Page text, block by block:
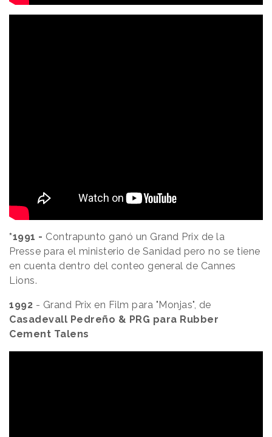
*1991 - Contrapunto ganó un Grand Prix de la
Presse para el ministerio de Sanidad pero no se tiene
en cuenta dentro del conteo general de Cannes
Lions.
1992 - Grand Prix en Film para "Monjas", de
Casadevall Pedreño & PRG para Rubber
Cement Talens